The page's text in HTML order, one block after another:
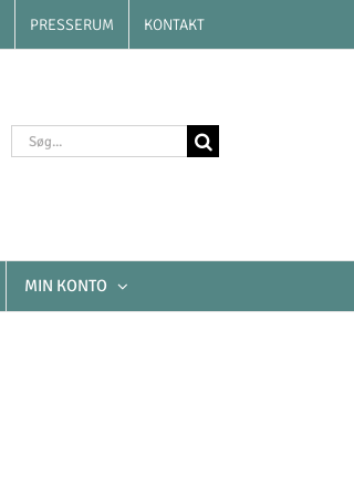
PRESSERUM KONTAKT
Søg
MIN KONTO